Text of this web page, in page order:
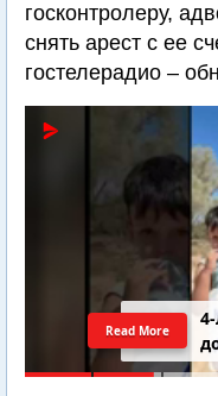
госконтролеру,
снять арест с ее
гостелерадио –
Read More